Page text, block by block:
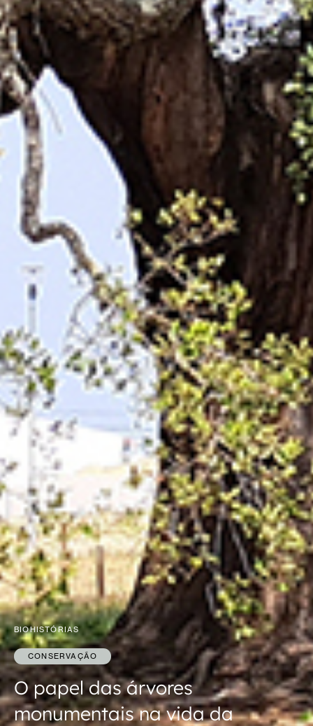
BIOHISTÓRIAS
CONSERVAÇÃO
O papel das árvores
monumentais na vida da